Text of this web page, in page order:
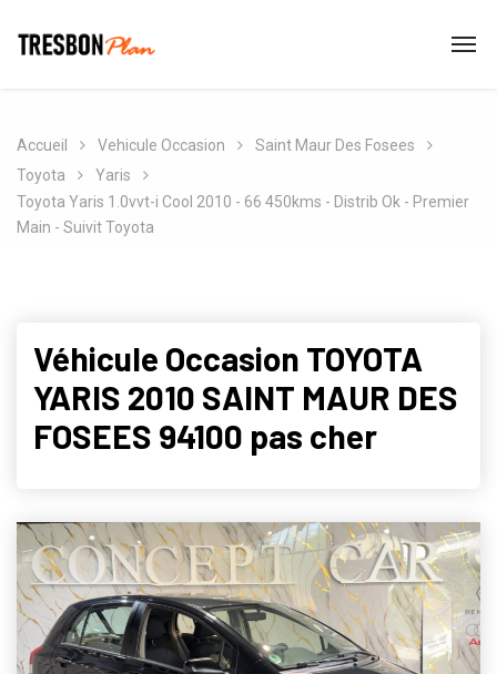
Accueil Vehicule Occasion
Saint Maur Des Fosees
Toyota
Yaris
Toyota Yaris 1.0vvt-i Cool 2010 - 66 450kms - Distrib Ok - Premier
Main - Suivit Toyota
Véhicule Occasion TOYOTA
YARIS 2010 SAINT MAUR DES
FOSEES 94100 pas cher